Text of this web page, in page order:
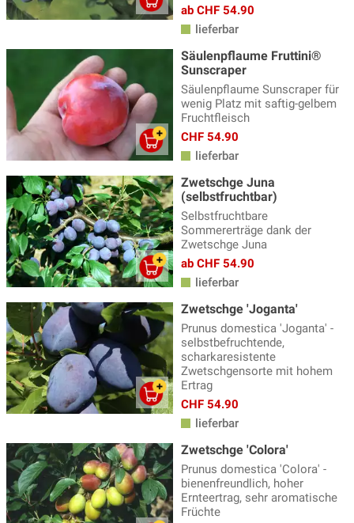
ab CHF 54.90
lieferbar
Säulenpflaume Fruttini®
Sunscraper
Säulenpflaume Sunscraper für
wenig Platz mit saftig-gelbem
Fruchtfleisch
CHF 54.90
lieferbar
Zwetschge Juna
(selbstfruchtbar)
Selbstfruchtbare
Sommererträge dank der
Zwetschge Juna
ab CHF 54.90
lieferbar
Zwetschge 'Joganta'
Prunus domestica 'Joganta' -
selbstbefruchtende,
scharkaresistente
Zwetschgensorte mit hohem
Ertrag
CHF 54.90
lieferbar
Zwetschge 'Colora'
Prunus domestica 'Colora' -
bienenfreundlich, hoher
Ernteertrag, sehr aromatische
Früchte